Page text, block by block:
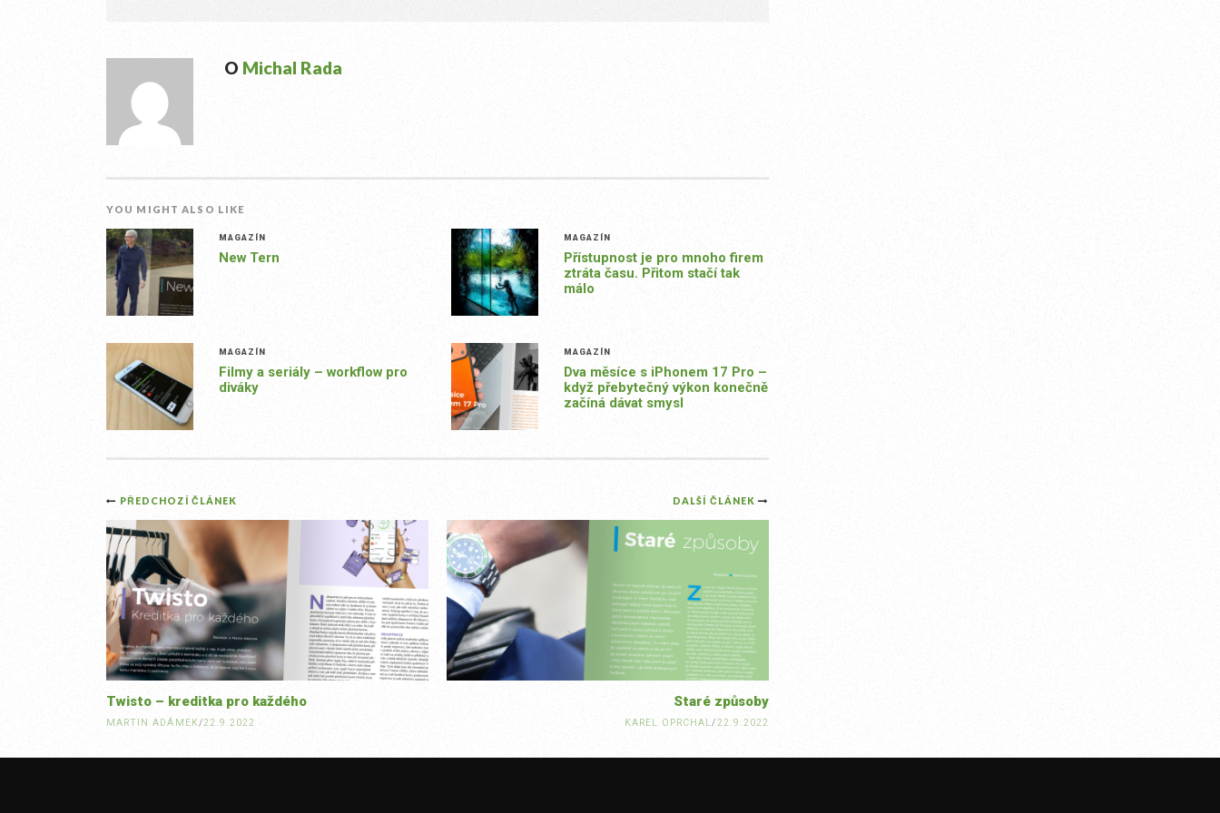
O Michal Rada
YOU MIGHT ALSO LIKE
MAGAZÍN
New Tern
MAGAZÍN
Přístupnost je pro mnoho firem
ztráta času. Přitom stačí tak
málo
MAGAZÍN
Filmy a seriály – workflow pro
diváky
MAGAZÍN
Dva měsíce s iPhonem 17 Pro –
když přebytečný výkon konečně
začíná dávat smysl
Post
navigation
DALŠÍ ČLÁNEK
Staré způsoby
KAREL OPRCHAL/22.9.2022
PŘEDCHOZÍ ČLÁNEK
Twisto – kreditka pro každého
MARTIN ADÁMEK/22.9.2022